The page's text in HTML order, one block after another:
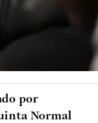
por
Normal